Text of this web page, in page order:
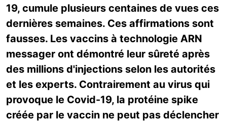
19, cumule plusieurs centaines de vues ces
dernières semaines. Ces affirmations sont
fausses. Les vaccins à technologie ARN
messager ont démontré leur sûreté après
des millions d'injections selon les autorités
et les experts. Contrairement au virus qui
provoque le Covid-19, la protéine spike
créée par le vaccin ne peut pas déclencher